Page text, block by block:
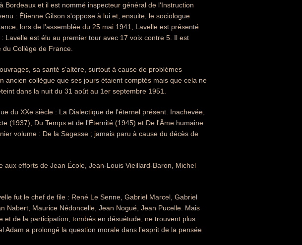
et il est nommé inspecteur général de l'Instruction
: Étienne Gilson s'oppose à lui et, ensuite, le sociologue
lors de l'assemblée du 25 mai 1941, Lavelle est présenté
Lavelle est élu au premier tour avec 17 voix contre 5. Il est
Collège de France.
sa santé s'altère, surtout à cause de problèmes
collègue que ses jours étaient comptés mais que cela ne
dans la nuit du 31 août au 1er septembre 1951.
du XXe siècle : La Dialectique de l'éternel présent. Inachevée,
(1937), Du Temps et de l'Éternité (1945) et De l'Âme humaine
volume : De la Sagesse ; jamais paru à cause du décès de
efforts de Jean École, Jean-Louis Vieillard-Baron, Michel
fut le chef de file : René Le Senne, Gabriel Marcel, Gabriel
Nabert, Maurice Nédoncelle, Jean Nogué, Jean Pucelle. Mais
de la participation, tombés en désuétude, ne trouvent plus
a prolongé la question morale dans l'esprit de la pensée